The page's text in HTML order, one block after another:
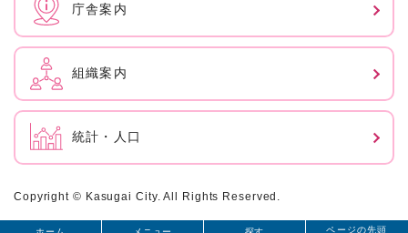
ページの先頭
庁舎案内
組織案内
統計・人口
Copyright © Kasugai City. All Rights Reserved.